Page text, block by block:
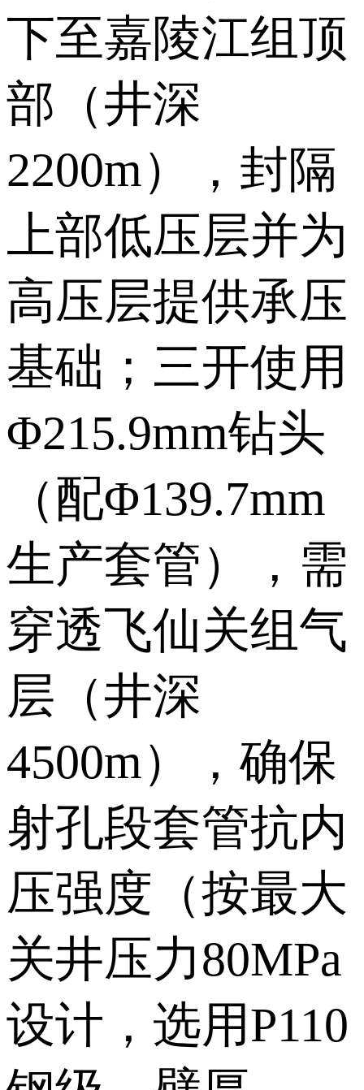
下至嘉陵江组顶
部（井深
2200m），封隔
上部低压层并为
高压层提供承压
基础；三开使用
Φ215.9mm钻头
（配Φ139.7mm
生产套管），需
穿透飞仙关组气
层（井深
4500m），确保
射孔段套管抗内
压强度（按最大
关井压力80MPa
设计，选用P110